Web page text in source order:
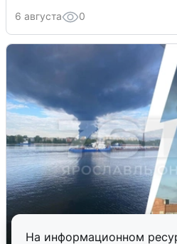
На информационном
6 августа 0